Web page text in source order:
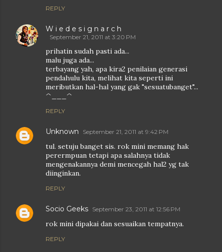
REPLY
W i e d e s i g n a r c h
September 21, 2011 at 3:20 PM
prihatin sudah pasti ada...
malu juga ada...
terbayang yah, apa kira2 penilaian generasi
pendahulu kita, melihat kita seperti ini
meributkan hal-hal yang gak "sesuatubanget"...
^___^
REPLY
Unknown September 21, 2011 at 9:42 PM
tul. setuju banget sis. rok mini memang hak
perermpuan tetapi apa salahnya tidak
mengenakannya demi mencegah hal2 yg tak
diinginkan.
REPLY
Socio Geeks September 23, 2011 at 12:56 PM
rok mini dipakai dan sesuaikan tempatnya.
REPLY